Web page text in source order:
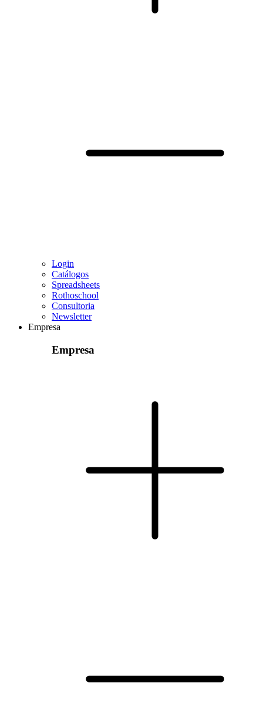
Login
Catálogos
Spreadsheets
Rothoschool
Consultoria
Newsletter
Empresa
Empresa